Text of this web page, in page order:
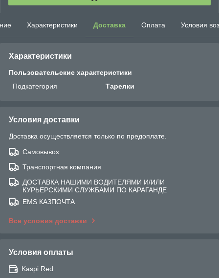
Характеристики Доставка Оплата Условия
Характеристики
Пользовательские характеристики
Подкатегория
Тарелки
Условия доставки
Доставка осуществляется только по предоплате.
Самовывоз
Транспортная компания
ДОСТАВКА НАШИМИ ВОДИТЕЛЯМИ И/ИЛИ
КУРЬЕРСКИМИ СЛУЖБАМИ ПО КАРАГАНДЕ
EMS КАЗПОЧТА
Все условия доставки
Условия оплаты
Kaspi Red